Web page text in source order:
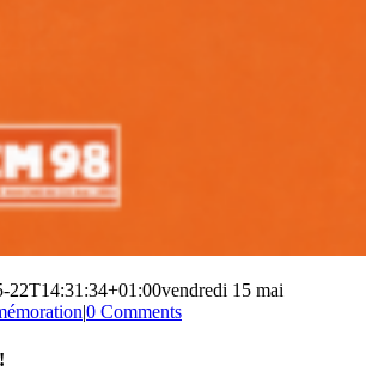
22T14:31:34+01:00vendredi 15 mai
|0 Comments